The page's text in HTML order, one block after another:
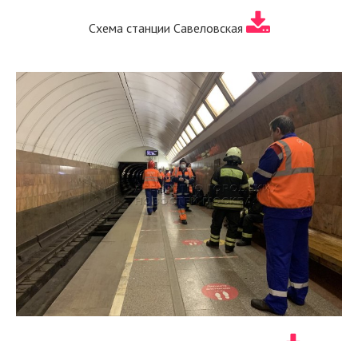
Схема станции Савеловская